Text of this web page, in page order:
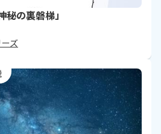
の裏磐梯」
ズ